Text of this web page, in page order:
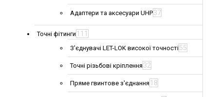
Адаптери та аксесуари UHP37
Точні фітинги 111
З'єднувачі LET-LOK високої точності55
Точні різьбові кріплення 32
Пряме гвинтове з'єднання 18